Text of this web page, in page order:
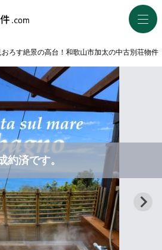
おろす絶景の高台！和歌山市加太の中古別荘物件
約済です。